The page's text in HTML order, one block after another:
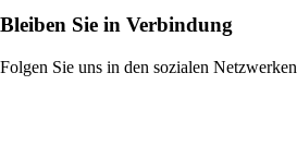
Bleiben Sie in Verbindung
Folgen Sie uns in den sozialen Netzwerken